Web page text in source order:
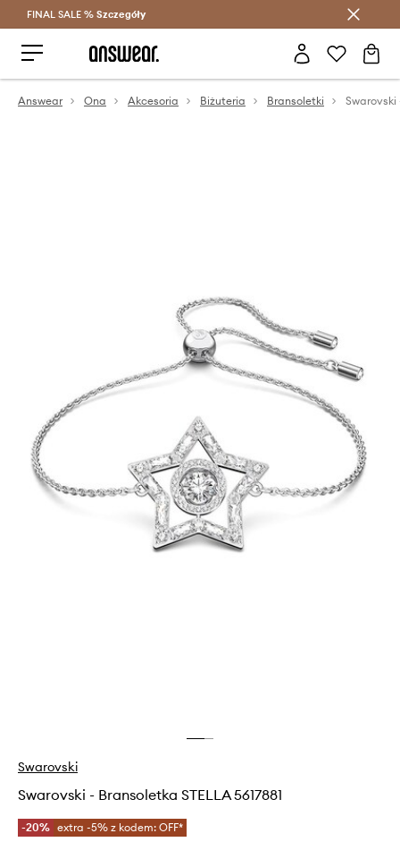
Oszczędzaj z Answear Club >
FINAL SALE % Szczegóły
Answear Ona Akcesoria Biżuteria Bransoletki
Swarovski
Swarovski - Bransoletka STELLA 5617881
-20% extra -5% z kodem: OFF*